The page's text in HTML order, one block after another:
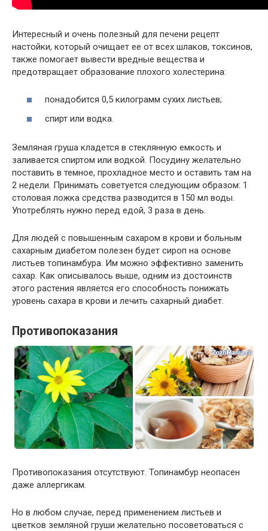
Интересный и очень полезный для печени рецепт
настойки, который очищает ее от всех шлаков, токсинов,
также помогает вывести вредные вещества и
предотвращает образование плохого холестерина:
понадобится 0,5 килограмм сухих листьев;
спирт или водка.
Земляная груша кладется в стеклянную емкость и
заливается спиртом или водкой. Посудину желательно
поставить в темное, прохладное место и оставить там на
2 недели. Принимать советуется следующим образом: 1
столовая ложка средства разводится в 150 мл воды.
Употреблять нужно перед едой, 3 раза в день.
Для людей с повышенным сахаром в крови и больным
сахарным диабетом полезен будет сироп на основе
листьев топинамбура. Им можно эффективно заменить
сахар. Как описывалось выше, одним из достоинств
этого растения является его способность понижать
уровень сахара в крови и лечить сахарный диабет.
Противопоказания
Противопоказания отсутствуют. Топинамбур неопасен
даже аллергикам.
Но в любом случае, перед применением листьев и
цветков земляной груши желательно посоветоваться с